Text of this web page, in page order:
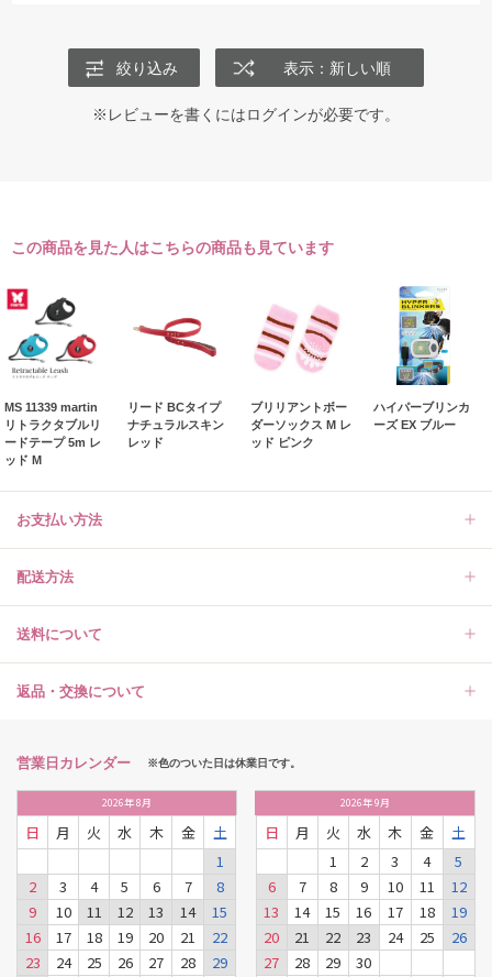
絞り込み 表示：新しい順
※レビューを書くにはログインが必要です。
この商品を見た人はこちらの商品も見ています
MS 11339 martin
リトラクタブルリ
ードテープ 5m レ
ッド M
リード BCタイプ
ナチュラルスキン
レッド
ブリリアントボー
ダーソックス M レ
ッド ピンク
ハイパーブリンカ
ーズ EX ブルー
お支払い方法
配送方法
送料について
返品・交換について
営業日カレンダー ※色のついた日は休業日です。
2026年8月
日 月 火 水 木 金
土
1
2
3 4 5 6 7
8
9
10 11 12 13 14
15
16
17 18 19 20 21
22
23
24 25 26 27 28 29
2026年9月
日 月 火 水 木 金
土
1
2 3 4
5
6
7 8 9 10 11
12
13
14 15 16 17 18
19
20
21 22 23 24 25
26
27
28 29 30